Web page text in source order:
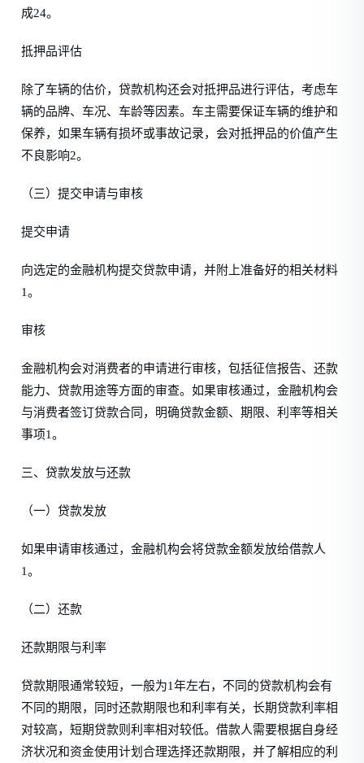
成24。
抵押品评估
除了车辆的估价，贷款机构还会对抵押品进行评估，考虑车
辆的品牌、车况、车龄等因素。车主需要保证车辆的维护和
保养，如果车辆有损坏或事故记录，会对抵押品的价值产生
不良影响2。
（三）提交申请与审核
提交申请
向选定的金融机构提交贷款申请，并附上准备好的相关材料
1。
审核
金融机构会对消费者的申请进行审核，包括征信报告、还款
能力、贷款用途等方面的审查。如果审核通过，金融机构会
与消费者签订贷款合同，明确贷款金额、期限、利率等相关
事项1。
三、贷款发放与还款
（一）贷款发放
如果申请审核通过，金融机构会将贷款金额发放给借款人
1。
（二）还款
还款期限与利率
贷款期限通常较短，一般为1年左右，不同的贷款机构会有
不同的期限，同时还款期限也和利率有关，长期贷款利率相
对较高，短期贷款则利率相对较低。借款人需要根据自身经
济状况和资金使用计划合理选择还款期限，并了解相应的利